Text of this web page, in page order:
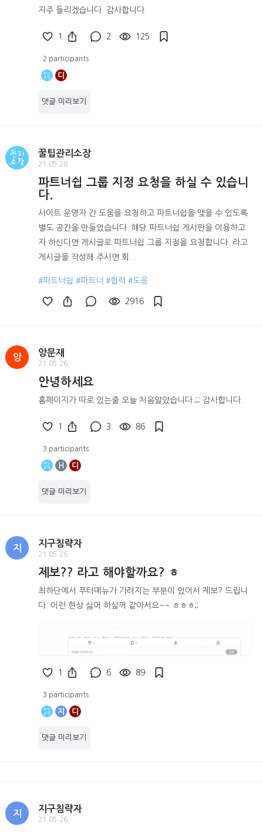
자주 들리겠습니다. 감사합니다.
1 2 125
2 participants
디
댓글 미리보기
꿀팁관리소장
21.05.28
파트너쉽 그룹 지정 요청을 하실 수 있습니
다.
사이트 운영자 간 도움을 요청하고 파트너쉽을 맺을 수 있도록
별도 공간을 만들었습니다. 해당 파트너쉽 게시판을 이용하고
자 하신다면 게시글로 파트너쉽 그룹 지정을 요청합니다. 라고
게시글을 작성해 주시면 회...
#파트너쉽 #파트너 #협력 #도움
2916
앙
앙문재
21.05.26
안녕하세요
홈페이지가 따로 있는줄 오늘 처음알았습니다.;;; 감사합니다.
1 3 86
3 participants
H 디
댓글 미리보기
지
지구침략자
21.05.26
제보?? 라고 해야할까요? ㅎ
최하단에서 푸터메뉴가 가려지는 부분이 있어서 제보? 드립니
다. 이런 현상 싫어 하실꺼 같아서요~~ ㅎㅎㅎ;;
1 6 89
3 participants
지 디
댓글 미리보기
지
지구침략자
21.05.26